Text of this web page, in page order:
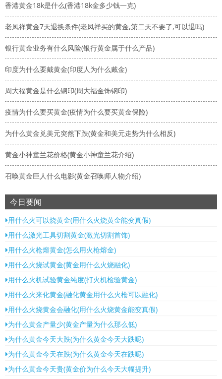
香港黄金18k是什么(香港18k金多少钱一克)
老凤祥黄金7天退换条件(老凤祥买的黄金,第二天不要了,可以退吗)
银行黄金业务有什么风险(银行黄金属于什么产品)
印度为什么要戴黄金(印度人为什么戴金)
周大福黄金是什么钢印(周大福金饰钢印)
疫情为什么要买黄金(疫情为什么要买黄金保险)
为什么黄金兑美元突然下跌(黄金和美元走势为什么相反)
黄金小神童兰花价格(黄金小神童兰花介绍)
召唤黄金巨人什么电影(黄金召唤师人物介绍)
今日要闻
用什么火可以烧黄金(用什么火烧黄金能变真假)
用什么激光工具切割黄金(激光切割首饰)
用什么火枪熔黄金(怎么用火枪熔金)
用什么火烧试黄金(黄金用什么火烧融化)
用什么火机试验黄金纯度(打火机检验黄金)
用什么火来化黄金(融化黄金用什么火枪可以融化)
用什么火烧黄金会融化(用什么火烧黄金能变真假)
为什么黄金产量少(黄金产量为什么那么低)
为什么黄金今天大跌(为什么黄金今天大跌呢)
为什么黄金今天在跌(为什么黄金今天在跌呢)
为什么黄金今天贵(黄金价为什么今天大幅提升)